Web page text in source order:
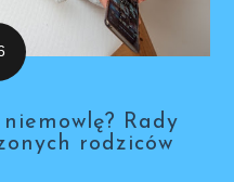
Rady
rodziców